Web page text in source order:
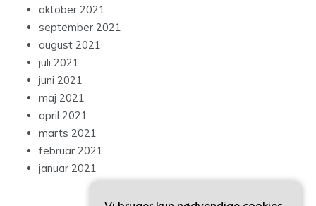
oktober 2021
september 2021
august 2021
juli 2021
juni 2021
maj 2021
april 2021
marts 2021
februar 2021
januar 2021